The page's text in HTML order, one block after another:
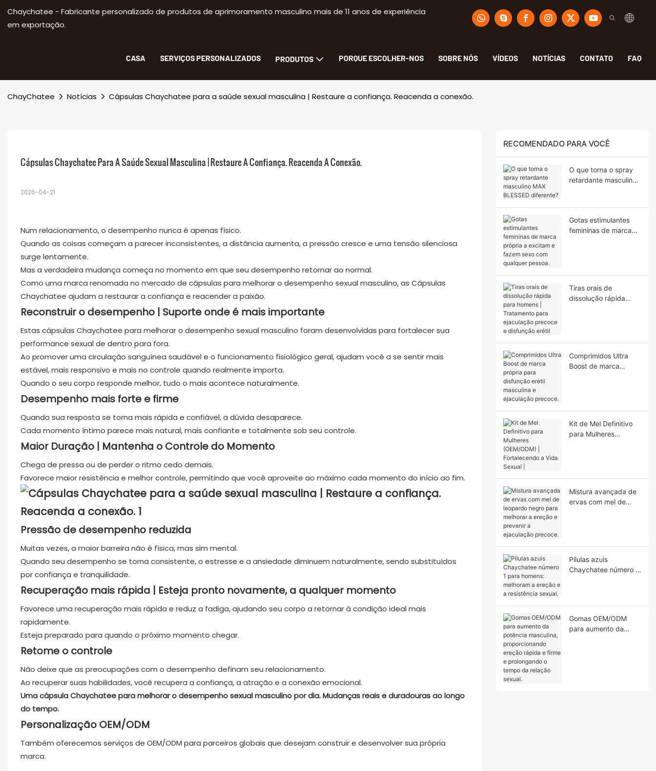
Chaychatee - Fabricante personalizado de produtos de aprimoramento masculino mais de 11 anos de experiência
em exportação.
CASA SERVIÇOS PERSONALIZADOS PRODUTOS PORQUE ESCOLHER-NOS SOBRE NÓS VÍDEOS NOTÍCIAS CONTATO FAQ
ChayChatee Notícias Cápsulas Chaychatee para a saúde sexual masculina | Restaure a confiança. Reacenda a conexão.
Cápsulas Chaychatee Para A Saúde Sexual Masculina | Restaure A Confiança. Reacenda A Conexão.
2026-04-21
Num relacionamento, o desempenho nunca é apenas físico.
Quando as coisas começam a parecer inconsistentes, a distância aumenta, a pressão cresce e uma tensão silenciosa
surge lentamente.
Mas a verdadeira mudança começa no momento em que seu desempenho retornar ao normal.
Como uma marca renomada no mercado de cápsulas para melhorar o desempenho sexual masculino, as Cápsulas
Chaychatee ajudam a restaurar a confiança e reacender a paixão.
Reconstruir o desempenho | Suporte onde é mais importante
Estas cápsulas Chaychatee para melhorar o desempenho sexual masculino foram desenvolvidas para fortalecer sua
performance sexual de dentro para fora.
Ao promover uma circulação sanguínea saudável e o funcionamento fisiológico geral, ajudam você a se sentir mais
estável, mais responsivo e mais no controle quando realmente importa.
Quando o seu corpo responde melhor, tudo o mais acontece naturalmente.
Desempenho mais forte e firme
Quando sua resposta se torna mais rápida e confiável, a dúvida desaparece.
Cada momento íntimo parece mais natural, mais confiante e totalmente sob seu controle.
Maior Duração | Mantenha o Controle do Momento
Chega de pressa ou de perder o ritmo cedo demais.
Favorece maior resistência e melhor controle, permitindo que você aproveite ao máximo cada momento do início ao fim.
Pressão de desempenho reduzida
Muitas vezes, a maior barreira não é física, mas sim mental.
Quando seu desempenho se torna consistente, o estresse e a ansiedade diminuem naturalmente, sendo substituídos
por confiança e tranquilidade.
Recuperação mais rápida | Esteja pronto novamente, a qualquer momento
Favorece uma recuperação mais rápida e reduz a fadiga, ajudando seu corpo a retornar à condição ideal mais
rapidamente.
Esteja preparado para quando o próximo momento chegar.
Retome o controle
Não deixe que as preocupações com o desempenho definam seu relacionamento.
Ao recuperar suas habilidades, você recupera a confiança, a atração e a conexão emocional.
Uma cápsula Chaychatee para melhorar o desempenho sexual masculino por dia. Mudanças reais e duradouras ao longo
do tempo.
Personalização OEM/ODM
Também oferecemos serviços de OEM/ODM para parceiros globais que desejam construir e desenvolver sua própria
marca.
RECOMENDADO PARA VOCÊ
O que torna o spray
retardante masculino
Gotas estimulantes
femininas de marca
Tiras orais de
dissolução rápida
Comprimidos Ultra
Boost de marca
Kit de Mel Definitivo
para Mulheres
Mistura avançada de
ervas com mel de
Pílulas azuis
Chaychatee número 1
Gomas OEM/ODM
para aumento da